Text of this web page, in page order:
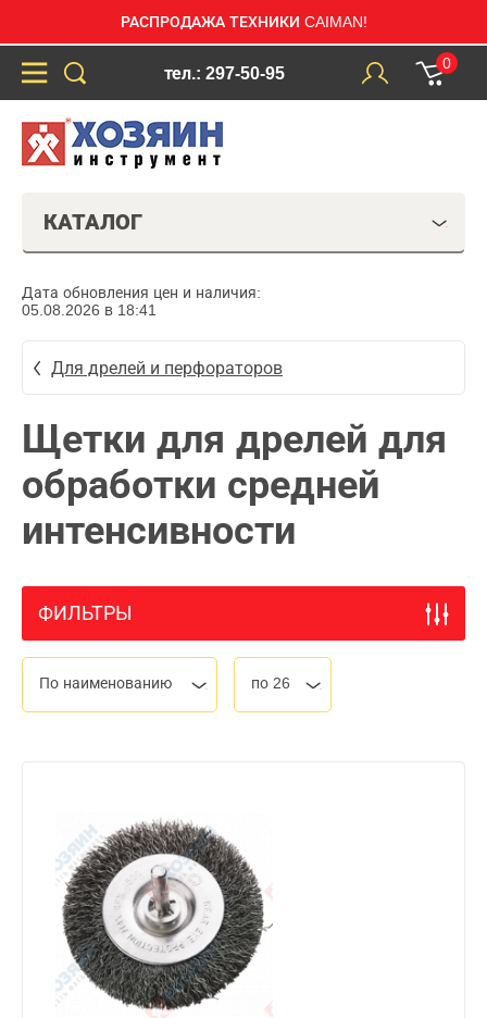
РАСПРОДАЖА ТЕХНИКИ CAIMAN!
тел.: 297-50-95
0
КАТАЛОГ
Дата обновления цен и наличия:
05.08.2026 в 18:41
Для дрелей и перфораторов
Щетки для дрелей для
обработки средней
интенсивности
ФИЛЬТРЫ
По наименованию по 26